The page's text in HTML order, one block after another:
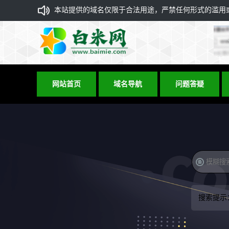
本站提供的域名仅限于合法用途，严禁任何形式的滥
网站首页 域名导航 问题答疑
搜索提示